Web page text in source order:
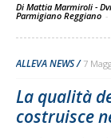
Di Mattia Marmiroli -
Parmigiano Reggiano -
ALLEVA NEWS 7
La qualità
costruisce